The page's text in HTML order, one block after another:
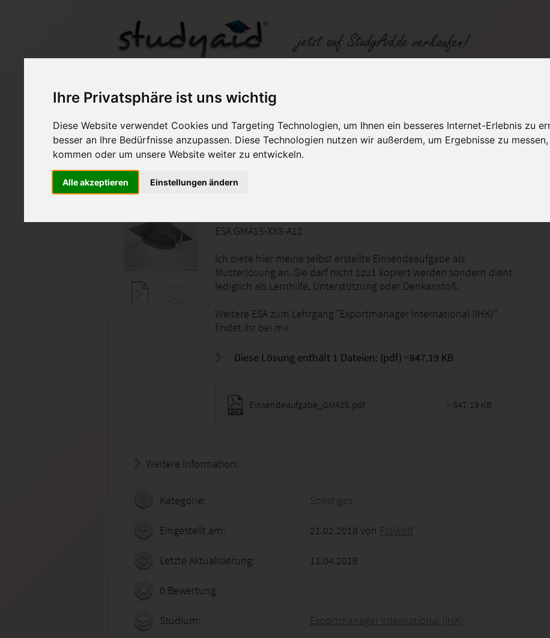
Ihre Privatsphäre ist uns wichtig
Diese Website verwendet Cookies und Targeting Technologien, um Ihnen ein besseres Internet-Erlebnis zu
besser an Ihre Bedürfnisse anzupassen. Diese Technologien nutzen wir außerdem, um Ergebnisse zu
kommen oder um unsere Website weiter zu entwickeln.
Alle akzeptieren Einstellungen ändern
GMA15 - Musterlösung - Note 1
Auf StudyAid.de verkaufen Kategorien Studiengänge /
ESA GMA15-XX3-A12
Ich biete hier meine selbst erstellte Einsendeaufgabe als
Musterlösung an. Sie darf nicht 1zu1 kopiert werden sondern dient
lediglich als Lernhilfe, Unterstützung oder Denkanstoß.
Weitere ESA zum Lehrgang "Exportmanager International (IHK)"
findet ihr bei mir.
Diese Lösung enthält 1 Dateien: (pdf) ~847.19 KB
Einsendeaufgabe_GMA15.pdf ~ 847.19 KB
Weitere Information:
Kategorie: Sonstiges
Eingestellt am: 21.02.2018 von FloWolf
Letzte Aktualisierung: 11.04.2018
0 Bewertung
Studium: Exportmanager International (IHK)